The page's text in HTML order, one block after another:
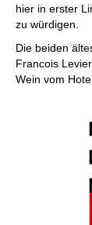
hier in erster
zu würdigen.
Die beiden
Francois
Wein vom